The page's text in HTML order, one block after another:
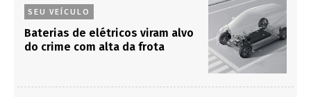
SEU VEÍCULO
Baterias de elétricos viram alvo
do crime com alta da frota